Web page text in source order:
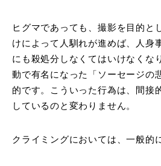
ヒグマであっても、撮影を目的と
けによって人馴れが進めば、人身
にも殺処分しなくてはいけなくな
動で有名になった「ソーセージの
的です。こういった行為は、間接
しているのと変わりません。
クライミングにおいては、一般的